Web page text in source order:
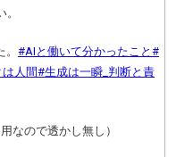
#AIと働いて分かったこと #
人間#生成は一瞬_判断と責
なので透かし無し）